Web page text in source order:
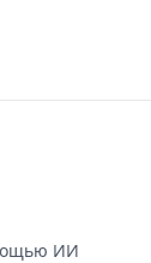
ИИ